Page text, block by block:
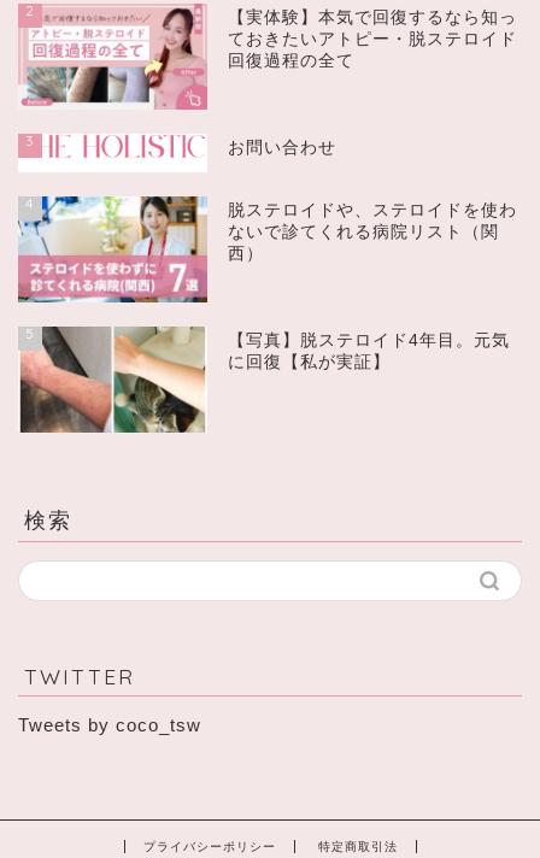
2
【実体験】本気で回復するなら知っ
ておきたいアトピー・脱ステロイド
回復過程の全て
3 お問い合わせ
4
脱ステロイドや、ステロイドを使わ
ないで診てくれる病院リスト（関
西）
5
【写真】脱ステロイド4年目。元気
に回復【私が実証】
検索
TWITTER
Tweets by coco_tsw
プライバシーポリシー 特定商取引法